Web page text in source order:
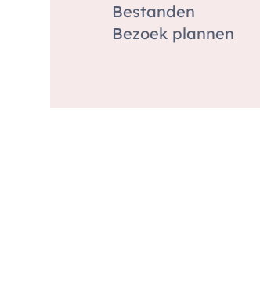
Bestanden
Bezoek plannen